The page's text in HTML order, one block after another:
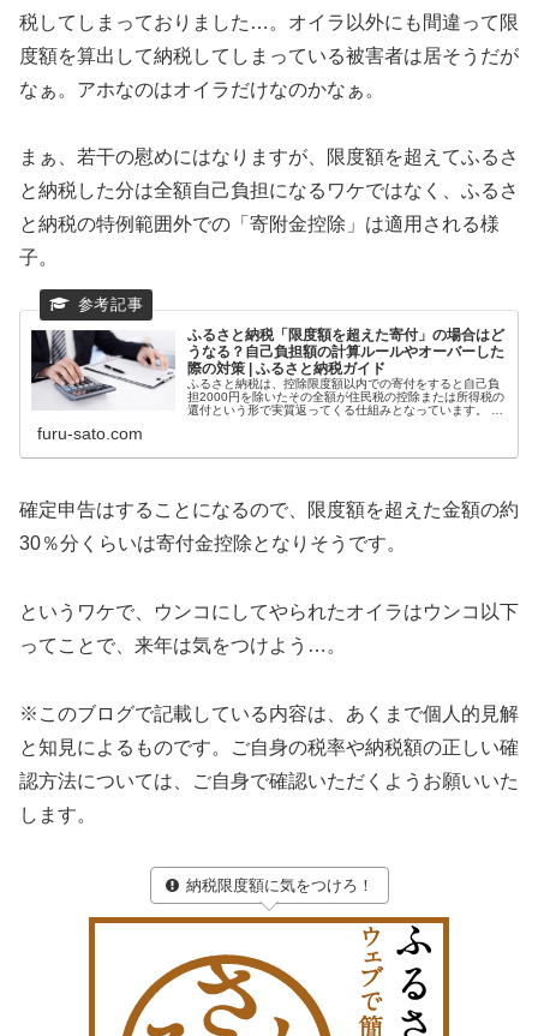
税してしまっておりました…。オイラ以外にも間違って限
度額を算出して納税してしまっている被害者は居そうだが
なぁ。アホなのはオイラだけなのかなぁ。
まぁ、若干の慰めにはなりますが、限度額を超えてふるさ
と納税した分は全額自己負担になるワケではなく、ふるさ
と納税の特例範囲外での「寄附金控除」は適用される様
子。
ふるさと納税「限度額を超えた寄付」の場合はど
うなる？自己負担額の計算ルールやオーバーした
際の対策 | ふるさと納税ガイド
ふるさと納税は、控除限度額以内での寄付をすると自己負
担2000円を除いたその全額が住民税の控除または所得税の
還付という形で実質返ってくる仕組みとなっています。 今
furu-sato.com
確定申告はすることになるので、限度額を超えた金額の約
30％分くらいは寄付金控除となりそうです。
というワケで、ウンコにしてやられたオイラはウンコ以下
ってことで、来年は気をつけよう…。
※このブログで記載している内容は、あくまで個人的見解
と知見によるものです。ご自身の税率や納税額の正しい確
認方法については、ご自身で確認いただくようお願いいた
します。
納税限度額に気をつけろ！